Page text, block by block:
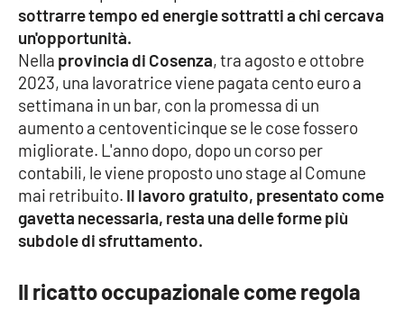
Cosenzachannel.it
Ilvibonese.it
Catanzarochannel.it
APP
Android
sottrarre tempo ed energie sottratti a chi cercava
un'opportunità.
Nella provincia di Cosenza, tra agosto e ottobre
2023, una lavoratrice viene pagata cento euro a
settimana in un bar, con la promessa di un
aumento a centoventicinque se le cose fossero
migliorate. L'anno dopo, dopo un corso per
contabili, le viene proposto uno stage al Comune
mai retribuito. Il lavoro gratuito, presentato come
gavetta necessaria, resta una delle forme più
subdole di sfruttamento.
Il ricatto occupazionale come regola